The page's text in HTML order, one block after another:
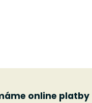
online platby